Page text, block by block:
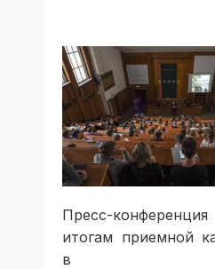
Пресс-
итогам приемной
в